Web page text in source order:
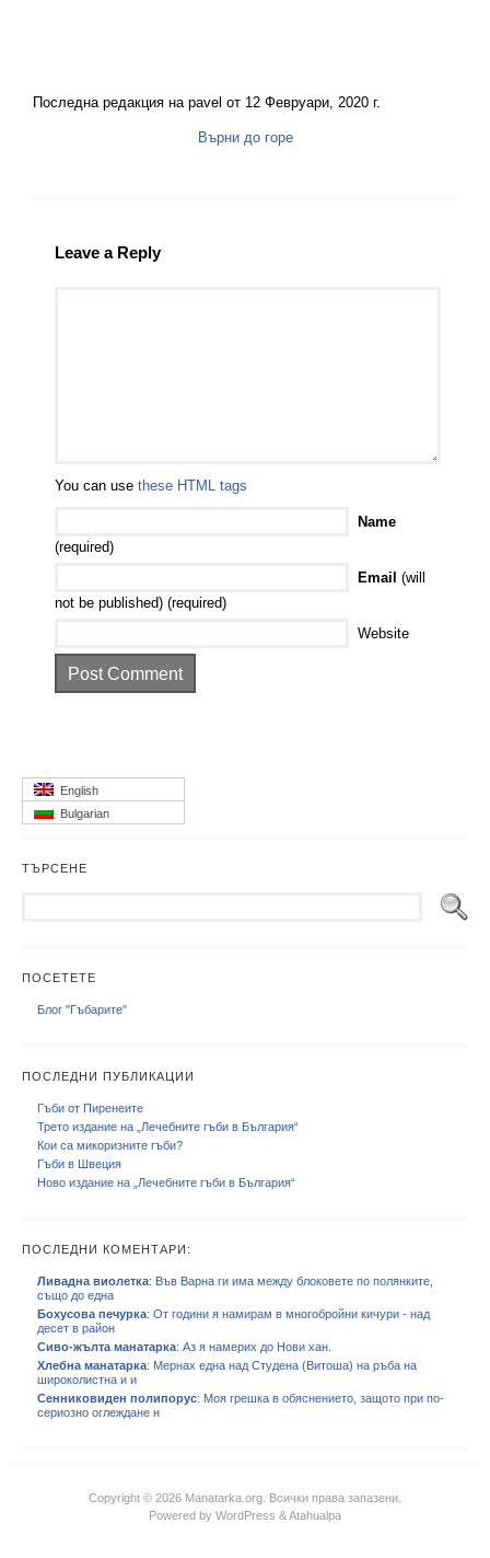
Последна редакция на pavel от 12 Февруари, 2020 г.
Върни до горе
Leave a Reply
You can use these HTML tags
Name
(required)
Email (will
not be published) (required)
Website
English
Bulgarian
ТЪРСЕНЕ
ПОСЕТЕТЕ
Блог "Гъбарите"
ПОСЛЕДНИ ПУБЛИКАЦИИ
Гъби от Пиренеите
Трето издание на „Лечебните гъби в България“
Кои са микоризните гъби?
Гъби в Швеция
Ново издание на „Лечебните гъби в България“
ПОСЛЕДНИ КОМЕНТАРИ:
Ливадна виолетка: Във Варна ги има между блоковете по полянките,
също до една
Бохусова печурка: От години я намирам в многобройни кичури - над
десет в район
Сиво-жълта манатарка: Аз я намерих до Нови хан.
Хлебна манатарка: Мернах една над Студена (Витоша) на ръба на
широколистна и и
Сенниковиден полипорус: Моя грешка в обяснението, защото при по-
сериозно оглеждане н
Copyright © 2026 Manatarka.org. Всички права запазени.
Powered by WordPress &Atahualpa